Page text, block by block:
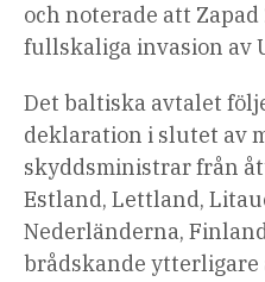
och noterade att
fullskaliga invasion av
Det baltiska avtalet
deklaration i slutet av
skyddsministrar från
Estland, Lettland,
Nederländerna,
brådskande